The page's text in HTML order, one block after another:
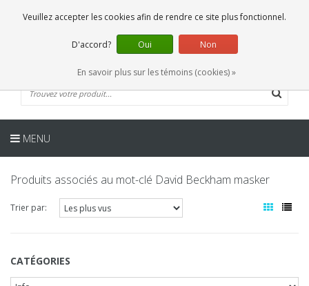
0 Articles
FR
MENU
Produits associés au mot-clé David Beckham masker
Trier par:
CATÉGORIES
Veuillez accepter les cookies afin de rendre ce site plus fonctionnel.
D'accord? Oui Non
En savoir plus sur les témoins (cookies) »